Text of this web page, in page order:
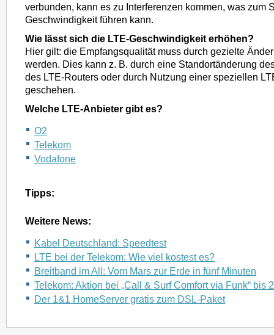
verbunden, kann es zu Interferenzen kommen, was zum
Geschwindigkeit führen kann.
Wie lässt sich die LTE-Geschwindigkeit erhöhen?
Hier gilt: die Empfangsqualität muss durch gezielte
werden. Dies kann z. B. durch eine Standortänderung
des LTE-Routers oder durch Nutzung einer speziellen
geschehen.
Welche LTE-Anbieter gibt es?
O2
Telekom
Vodafone
Tipps:
Weitere News:
Kabel Deutschland: Speedtest
LTE bei der Telekom: Wie viel kostest es?
Breitband im All: Vom Mars zur Erde in fünf Minuten
Telekom: Aktion bei „Call & Surf Comfort via Funk“ bis
Der 1&1 HomeServer gratis zum DSL-Paket